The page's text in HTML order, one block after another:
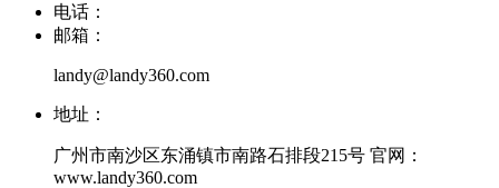
电话：
邮箱：
landy@landy360.com
地址：
广州市南沙区东涌镇市南路石排段215号 官网：
www.landy360.com